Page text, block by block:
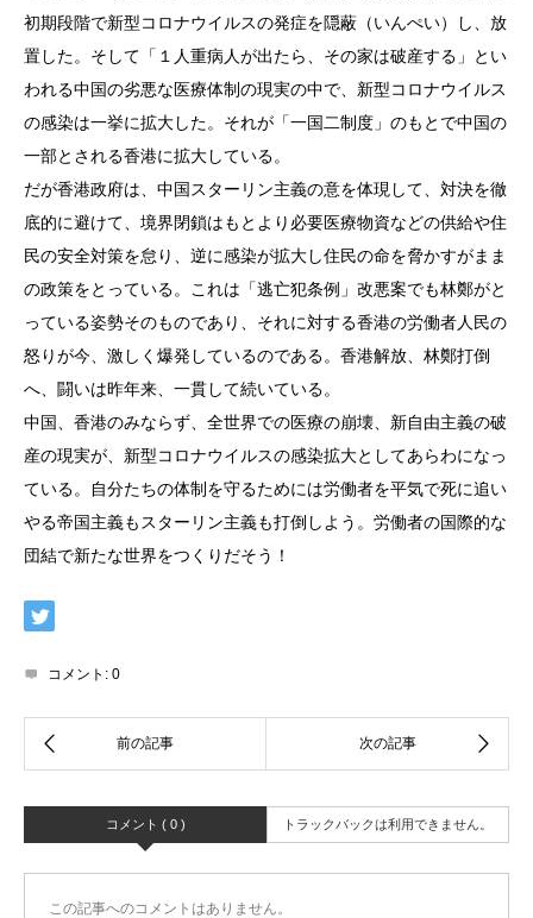
初期段階で新型コロナウイルスの発症を隠蔽（いんぺい）し、放
置した。そして「１人重病人が出たら、その家は破産する」とい
われる中国の劣悪な医療体制の現実の中で、新型コロナウイルス
の感染は一挙に拡大した。それが「一国二制度」のもとで中国の
一部とされる香港に拡大している。
だが香港政府は、中国スターリン主義の意を体現して、対決を徹
底的に避けて、境界閉鎖はもとより必要医療物資などの供給や住
民の安全対策を怠り、逆に感染が拡大し住民の命を脅かすがまま
の政策をとっている。これは「逃亡犯条例」改悪案でも林鄭がと
っている姿勢そのものであり、それに対する香港の労働者人民の
怒りが今、激しく爆発しているのである。香港解放、林鄭打倒
へ、闘いは昨年来、一貫して続いている。
中国、香港のみならず、全世界での医療の崩壊、新自由主義の破
産の現実が、新型コロナウイルスの感染拡大としてあらわになっ
ている。自分たちの体制を守るためには労働者を平気で死に追い
やる帝国主義もスターリン主義も打倒しよう。労働者の国際的な
団結で新たな世界をつくりだそう！
コメント: 0
コメント ( 0 ) トラックバックは利用できません。
この記事へのコメントはありません。